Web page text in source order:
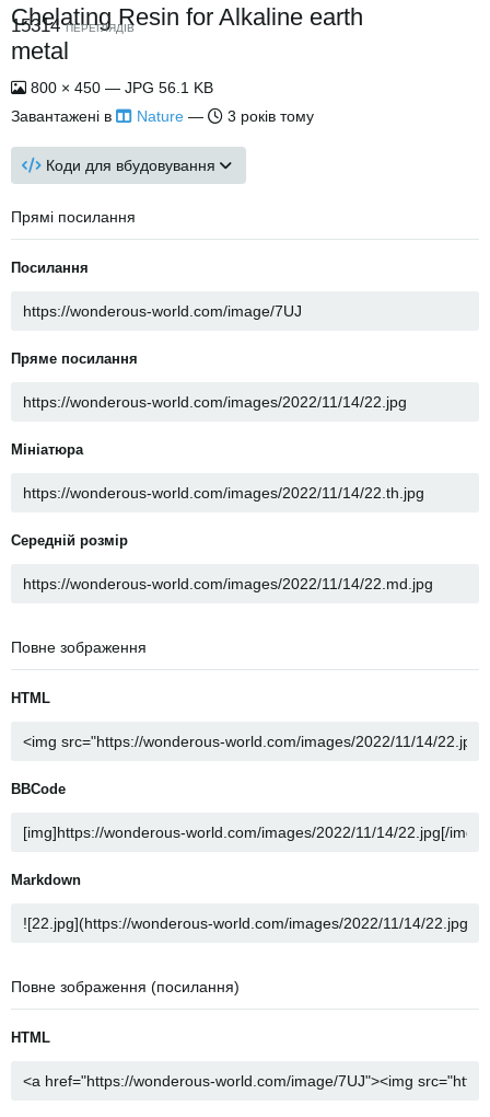
Chelating Resin for Alkaline earth
metal
15314ПЕРЕГЛЯДІВ
800 × 450 — JPG 56.1 KB
Завантажені в
Nature — 3 років тому
Коди для вбудовування
Прямі посилання
Посилання
Пряме посилання
Мініатюра
Середній розмір
Повне зображення
HTML
BBCode
Markdown
Повне зображення (посилання)
HTML